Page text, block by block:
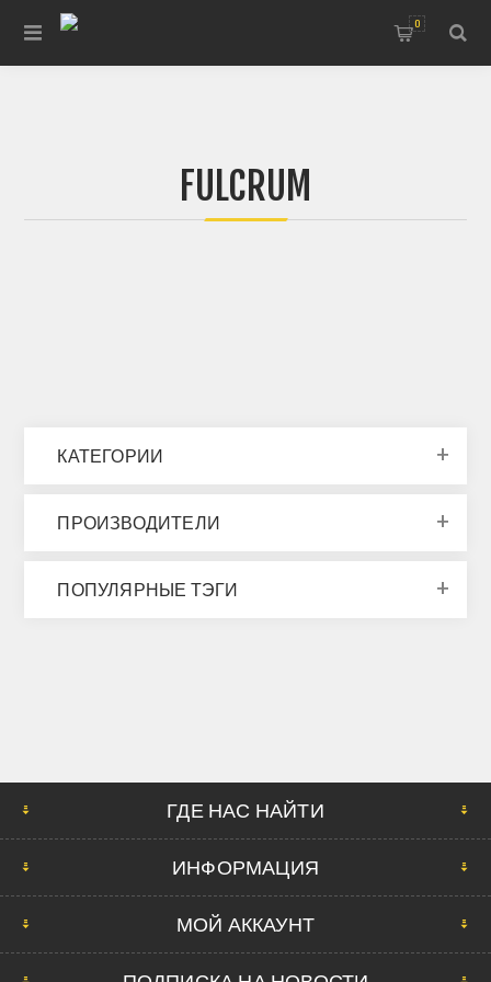
0
FULCRUM
КАТЕГОРИИ
ПРОИЗВОДИТЕЛИ
ПОПУЛЯРНЫЕ ТЭГИ
ГДЕ НАС НАЙТИ
ИНФОРМАЦИЯ
МОЙ АККАУНТ